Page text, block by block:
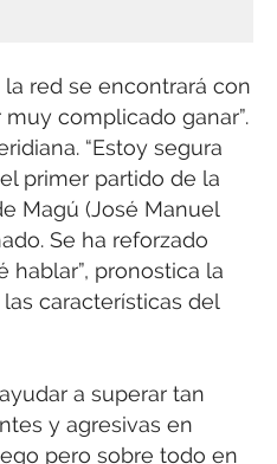
red se encontrará con
muy complicado ganar”.
“Estoy segura
primer partido de la
Magú (José Manuel
Se ha reforzado
hablar”, pronostica la
características del
a superar tan
y agresivas en
pero sobre todo en